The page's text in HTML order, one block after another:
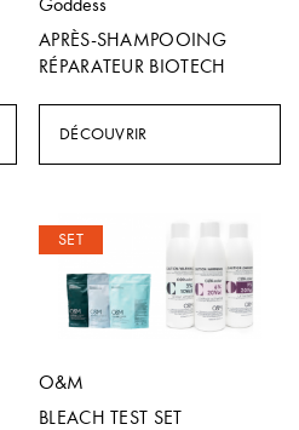
APRÈS-SHAMPOOING
RÉPARATEUR BIOTECH
DÉCOUVRIR
SET
O&M
BLEACH TEST SET